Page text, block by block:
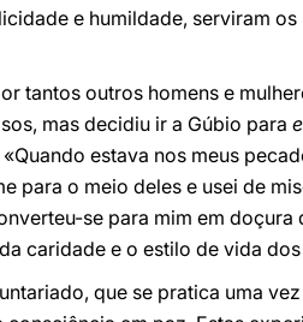
e humildade, serviram os
tantos outros homens e
mas decidiu ir a Gúbio para
estava nos meus
para o meio deles e usei de
se para mim em doçura
caridade e o estilo de vida
que se pratica uma